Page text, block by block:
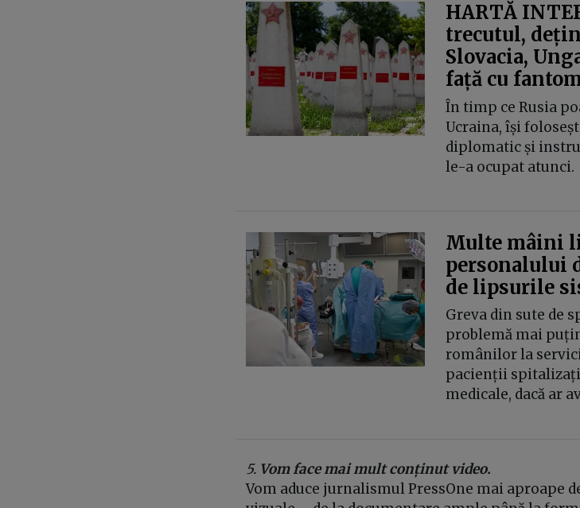
HARTĂ
trecutul,
Slovacia,
față cu
În timp ce Rusia
Ucraina, își
diplomatic și
le-a ocupat atunci.
Multe mâini
personalului
de lipsurile
Greva din sute de
problemă mai
românilor la
pacienții
medicale, dacă ar
5. Vom face mai mult conținut video.
Vom aduce jurnalismul PressOne mai aproape